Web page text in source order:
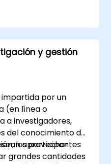
y gestión
por un
(en línea o
a investigadores,
del conocimiento de
aprovechar
grandes cantidades
los participantes